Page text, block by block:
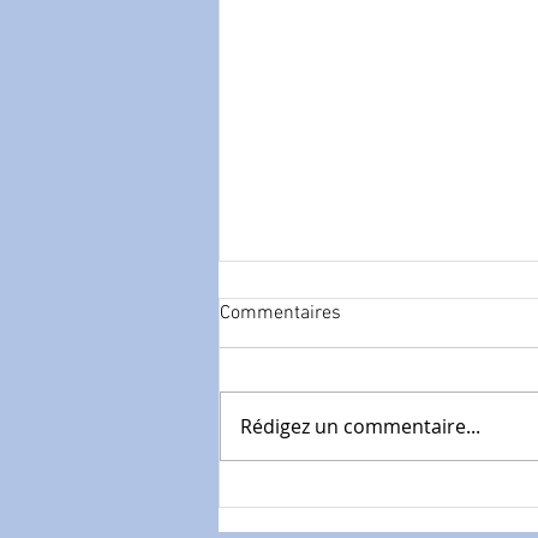
Commentaires
Rédigez un commentaire...